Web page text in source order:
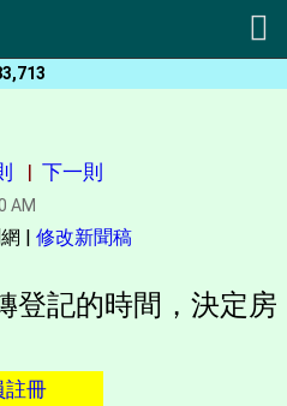
| 下一則
AM
| 修改新聞稿
登記的時間，決定房
註冊